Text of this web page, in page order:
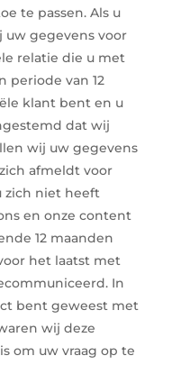
te passen. Als u
gegevens voor
relatie die u met
periode van 12
klant bent en u
dat wij
wij uw gegevens
afmeldt voor
zich niet heeft
en onze content
12 maanden
het laatst met
In
bent geweest met
wij deze
om uw vraag op te